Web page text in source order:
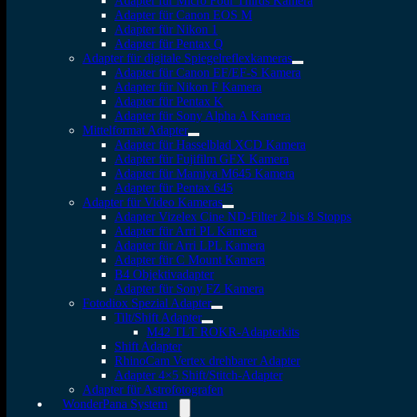
Adapter für Canon EOS M
Adapter für Nikon 1
Adapter für Pentax Q
Adapter für digitale Spiegelreflexkameras
Adapter für Canon EF/EF-S Kamera
Adapter für Nikon F Kamera
Adapter für Pentax K
Adapter für Sony Alpha A Kamera
Mittelformat Adapter
Adapter für Hasselblad XCD Kamera
Adapter für Fujifilm GFX Kamera
Adapter für Mamiya M645 Kamera
Adapter für Pentax 645
Adapter für Video Kameras
Adapter Vizelex Cine ND-Filter 2 bis 8 Stopps
Adapter für Arri PL Kamera
Adapter für Arri LPL Kamera
Adapter für C Mount Kamera
B4 Objektivadapter
Adapter für Sony FZ Kamera
Fotodiox Spezial Adapter
Tilt/Shift Adapter
M42 TLT ROKR-Adapterkits
Shift Adapter
RhinoCam Vertex drehbarer Adapter
Adapter 4×5 Shift/Stitch-Adapter
Adapter für Astrofotografen
WonderPana System